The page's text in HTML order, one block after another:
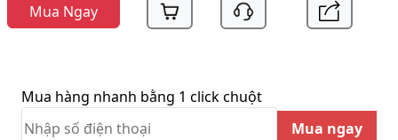
Mua Ngay
Mua hàng nhanh bằng 1 click chuột
Mua ngay